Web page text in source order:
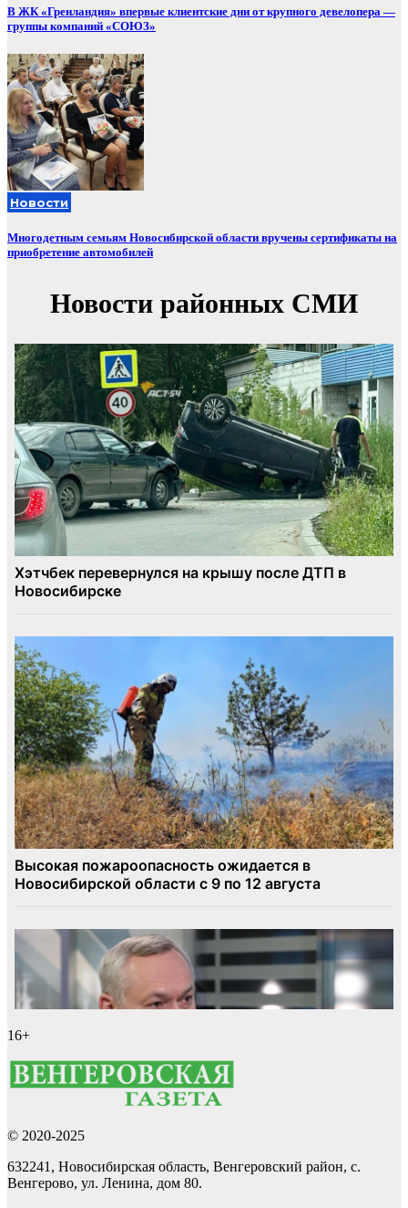
В ЖК «Гренландия» впервые клиентские дни от крупного девелопера —
группы компаний «СОЮЗ»
Новости
Многодетным семьям Новосибирской области вручены сертификаты на
приобретение автомобилей
16+
© 2020-2025
632241, Новосибирская область, Венгеровский район, с.
Венгерово, ул. Ленина, дом 80.